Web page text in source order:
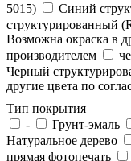
5015)
Синий
структурированный
Возможна окраска в
производителем
Черный
другие цвета по
Тип покрытия
-
Грунт-эмаль
Натуральное дерево
прямая фотопечать